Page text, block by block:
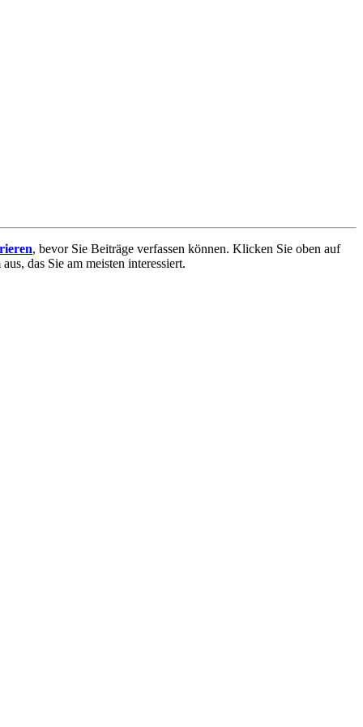
, bevor Sie Beiträge verfassen können. Klicken Sie oben auf
das Sie am meisten interessiert.